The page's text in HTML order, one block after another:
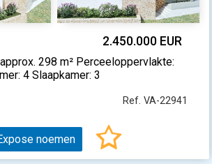
2.450.000 EUR
298 m² Perceeloppervlakte:
4 Slaapkamer: 3
Ref. VA-22941
noemen